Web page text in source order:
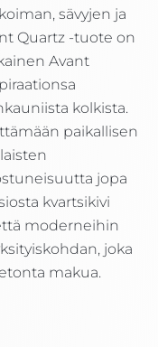
sävyjen ja
Quartz -tuote on
Avant
kolkista.
paikallisen
jopa
kvartsikivi
moderneihin
joka
makua.